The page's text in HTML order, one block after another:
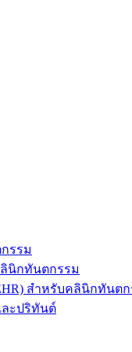
รรม
นิกทันตกรรม
สำหรับคลินิกทันต
ะปริทันต์